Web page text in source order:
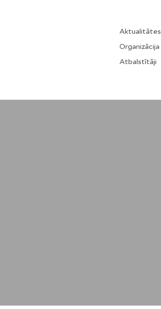
Aktualitātes
Organizācija
Atbalstītāji